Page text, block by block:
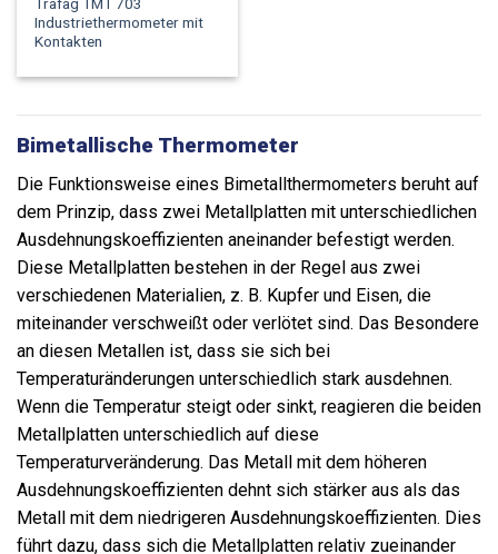
Trafag TMT 703
Industriethermometer mit
Kontakten
Bimetallische Thermometer
Die Funktionsweise eines Bimetallthermometers beruht auf
dem Prinzip, dass zwei Metallplatten mit unterschiedlichen
Ausdehnungskoeffizienten aneinander befestigt werden.
Diese Metallplatten bestehen in der Regel aus zwei
verschiedenen Materialien, z. B. Kupfer und Eisen, die
miteinander verschweißt oder verlötet sind. Das Besondere
an diesen Metallen ist, dass sie sich bei
Temperaturänderungen unterschiedlich stark ausdehnen.
Wenn die Temperatur steigt oder sinkt, reagieren die beiden
Metallplatten unterschiedlich auf diese
Temperaturveränderung. Das Metall mit dem höheren
Ausdehnungskoeffizienten dehnt sich stärker aus als das
Metall mit dem niedrigeren Ausdehnungskoeffizienten. Dies
führt dazu, dass sich die Metallplatten relativ zueinander